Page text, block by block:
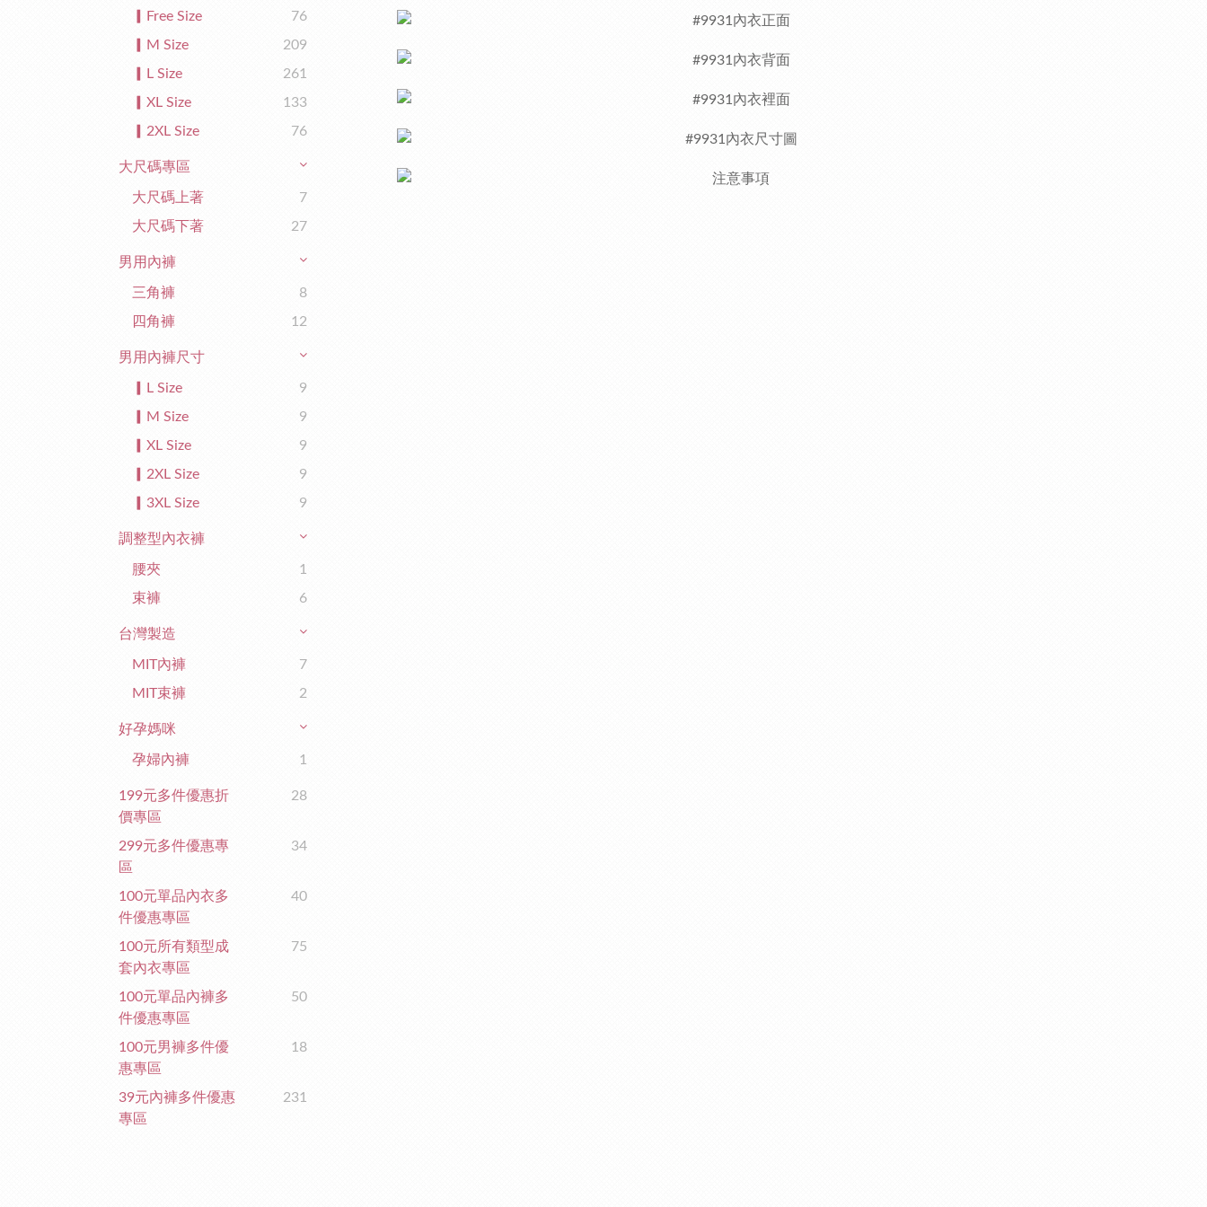
▎Free Size
76
▎M Size
209
▎L Size
261
▎XL Size
133
▎2XL Size
76
大尺碼專區
大尺碼上著
7
大尺碼下著
27
男用內褲
三角褲
8
四角褲
12
男用內褲尺寸
▎L Size
9
▎M Size
9
▎XL Size
9
▎2XL Size
9
▎3XL Size
9
調整型內衣褲
腰夾
1
束褲
6
台灣製造
MIT內褲
7
MIT束褲
2
好孕媽咪
孕婦內褲 1
199元多件優惠折
價專區
28
299元多件優惠專
區
34
100元單品內衣多
件優惠專區
40
100元所有類型成
套內衣專區
75
100元單品內褲多
件優惠專區
50
100元男褲多件優
惠專區
18
39元內褲多件優惠
專區
231